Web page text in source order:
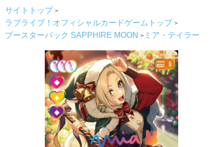
サイトトップ
ラブライブ！オフィシャルカードゲームトップ
ブースターパック SAPPHIRE MOON
ミア・テイラー